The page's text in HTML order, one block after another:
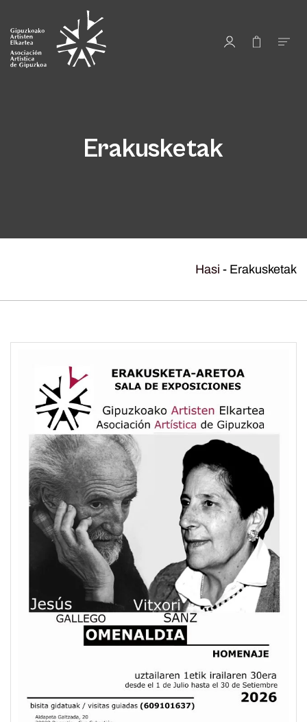
Erakusketak
Hasi - Erakusketak